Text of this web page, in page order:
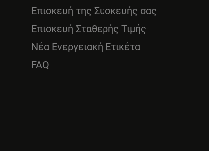
Επισκευή της Συσκευής σας
Επισκευή Σταθερής Τιμής
Νέα Ενεργειακή Ετικέτα
FAQ